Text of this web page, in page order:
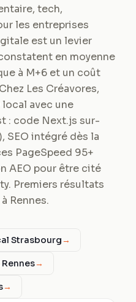
tech,
les entreprises
est un levier
en moyenne
à M+6 et un coût
Les Créavores,
avec une
: code Next.js sur-
SEO intégré dès la
PageSpeed 95+
AEO pour être cité
Premiers résultats
Rennes.
Strasbourg→
→
→